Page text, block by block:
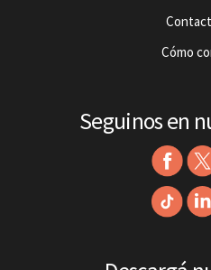
Cómo
Seguinos en